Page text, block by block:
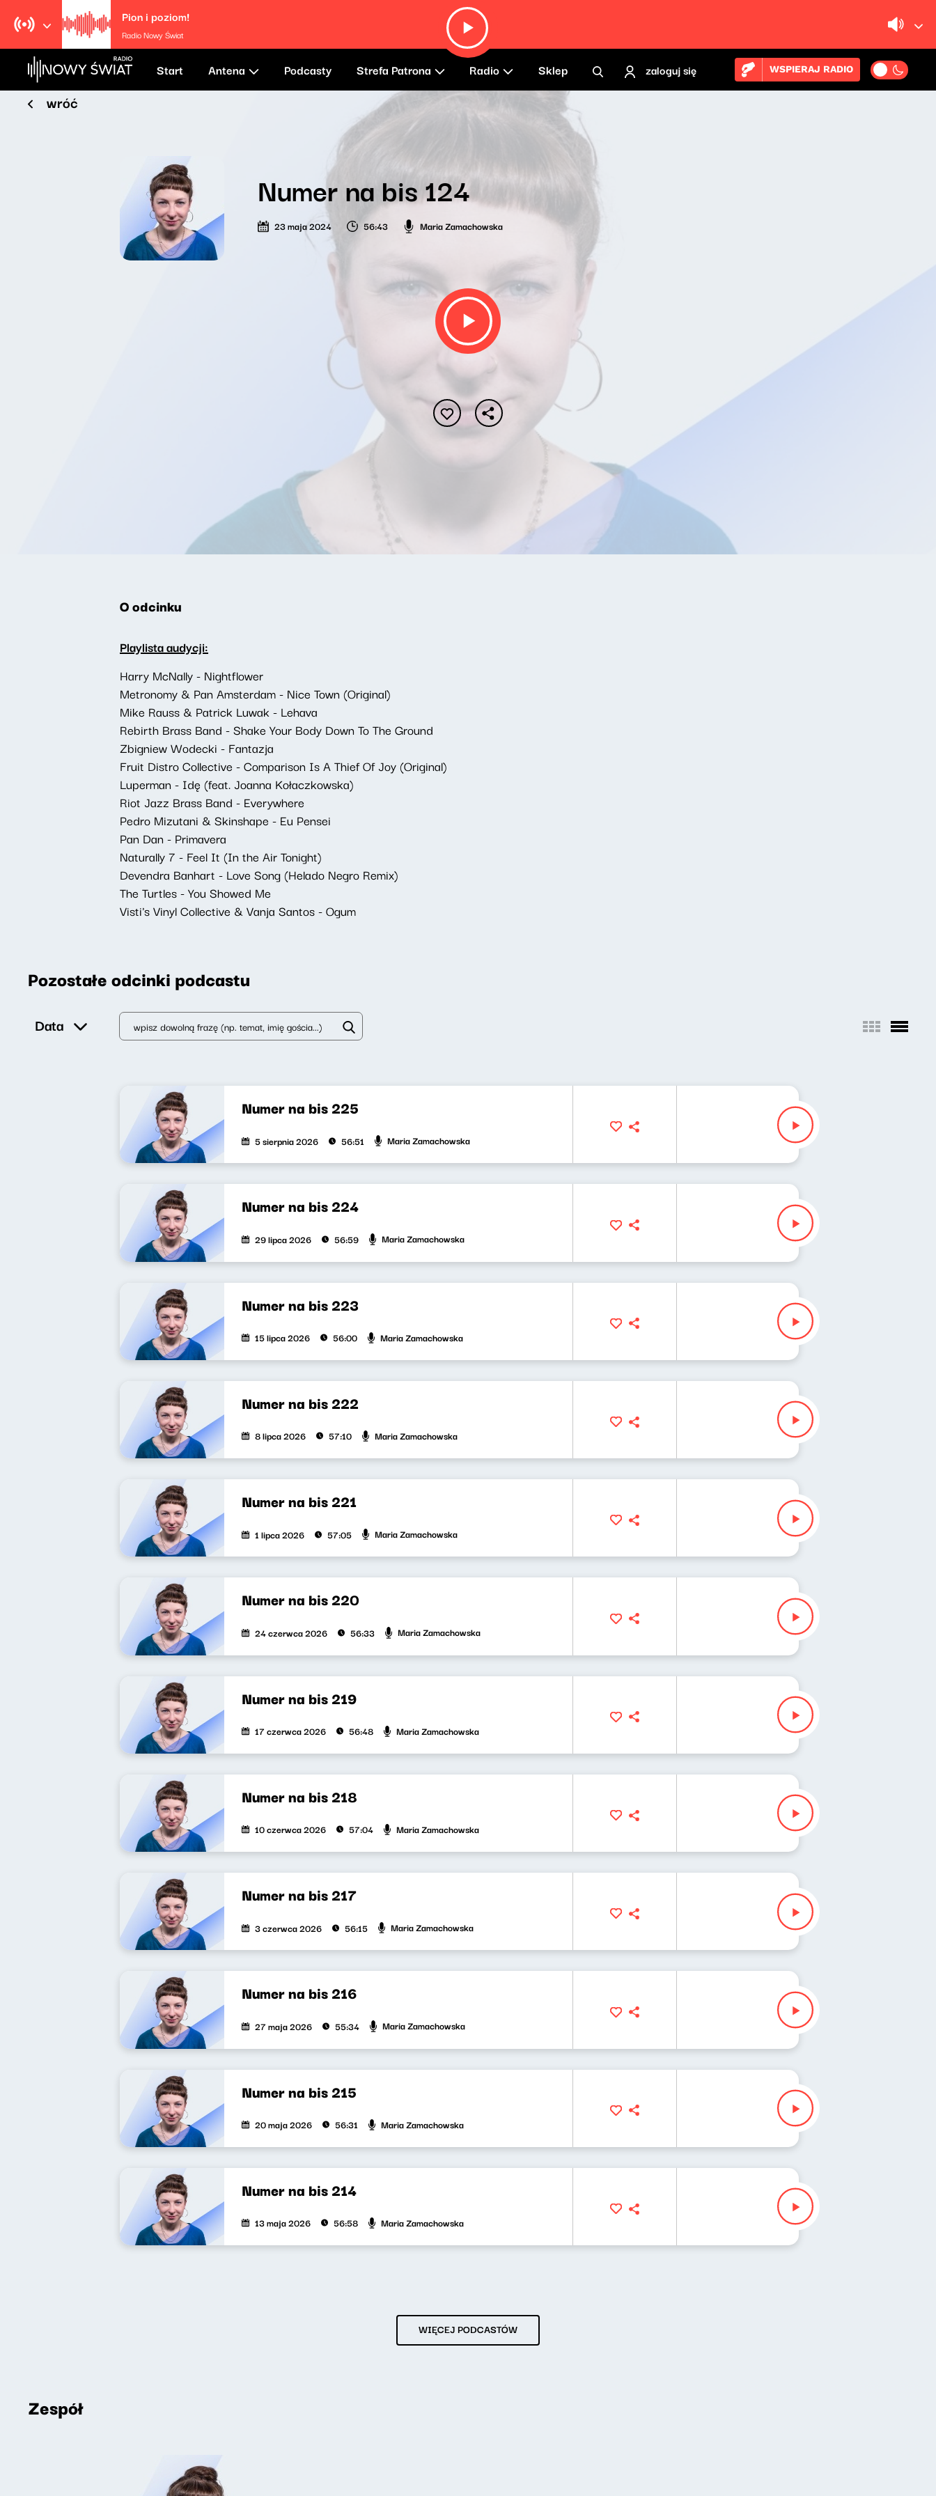
Pion i poziom!
Radio Nowy Świat
Start Antena Podcasty Strefa Patrona Radio Sklep zaloguj się WSPIERAJ RADIO
wróć
Numer na bis 124
23 maja 2024 56:43 Maria Zamachowska
O odcinku
Playlista audycji:
Harry McNally - Nightflower
Metronomy & Pan Amsterdam - Nice Town (Original)
Mike Rauss & Patrick Luwak - Lehava
Rebirth Brass Band - Shake Your Body Down To The Ground
Zbigniew Wodecki - Fantazja
Fruit Distro Collective - Comparison Is A Thief Of Joy (Original)
Luperman - Idę (feat. Joanna Kołaczkowska)
Riot Jazz Brass Band - Everywhere
Pedro Mizutani & Skinshape - Eu Pensei
Pan Dan - Primavera
Naturally 7 - Feel It (In the Air Tonight)
Devendra Banhart - Love Song (Helado Negro Remix)
The Turtles - You Showed Me
Visti's Vinyl Collective & Vanja Santos - Ogum
Pozostałe odcinki podcastu
Data
Numer na bis 225
5 sierpnia 2026 56:51 Maria Zamachowska
Numer na bis 224
29 lipca 2026 56:59 Maria Zamachowska
Numer na bis 223
15 lipca 2026 56:00 Maria Zamachowska
Numer na bis 222
8 lipca 2026 57:10 Maria Zamachowska
Numer na bis 221
1 lipca 2026 57:05 Maria Zamachowska
Numer na bis 220
24 czerwca 2026 56:33 Maria Zamachowska
Numer na bis 219
17 czerwca 2026 56:48 Maria Zamachowska
Numer na bis 218
10 czerwca 2026 57:04 Maria Zamachowska
Numer na bis 217
3 czerwca 2026 56:15 Maria Zamachowska
Numer na bis 216
27 maja 2026 55:34 Maria Zamachowska
Numer na bis 215
20 maja 2026 56:31 Maria Zamachowska
Numer na bis 214
13 maja 2026 56:58 Maria Zamachowska
WIĘCEJ PODCASTÓW
Zespół